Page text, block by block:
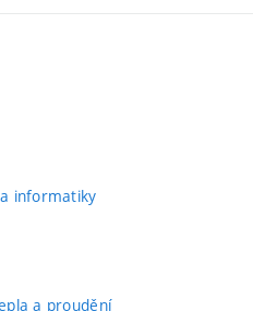
informatiky
a proudění